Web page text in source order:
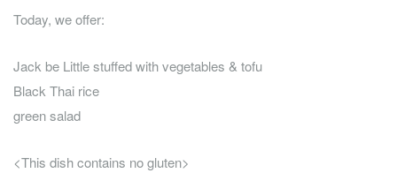
Today, we offer:
Jack be Little stuffed with vegetables & tofu
Black Thai rice
green salad
<This dish contains no gluten>